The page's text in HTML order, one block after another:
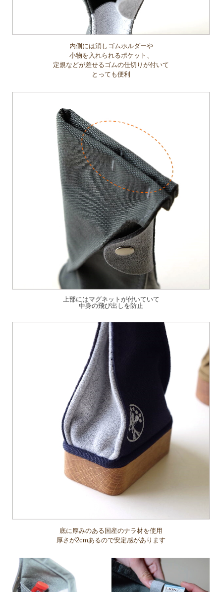
内側には消しゴムホルダーや
小物を入れられるポケット、
定規などが差せるゴムの仕切りが付いて
とっても便利
上部にはマグネットが付いていて
中身の飛び出しを防止
底に厚みのある国産のナラ材を使用
厚さが2cmあるので安定感があります